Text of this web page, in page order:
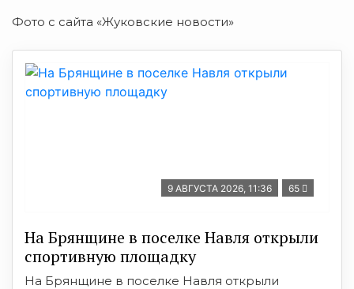
Фото с сайта «Жуковские новости»
9 АВГУСТА 2026, 11:36 65
На Брянщине в поселке Навля открыли
спортивную площадку
На Брянщине в поселке Навля открыли